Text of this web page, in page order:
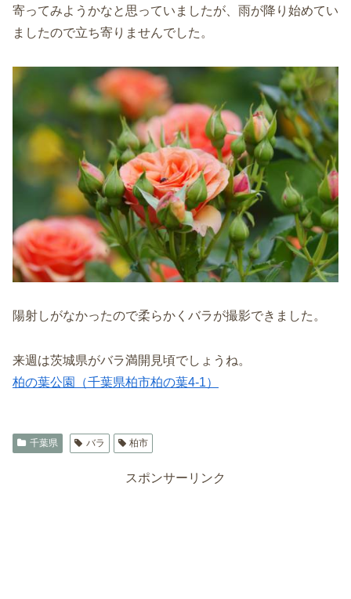
寄ってみようかなと思っていましたが、雨が降り始めてい
ましたので立ち寄りませんでした。
陽射しがなかったので柔らかくバラが撮影できました。
来週は茨城県がバラ満開見頃でしょうね。
柏の葉公園（千葉県柏市柏の葉4-1）
千葉県 バラ 柏市
スポンサーリンク